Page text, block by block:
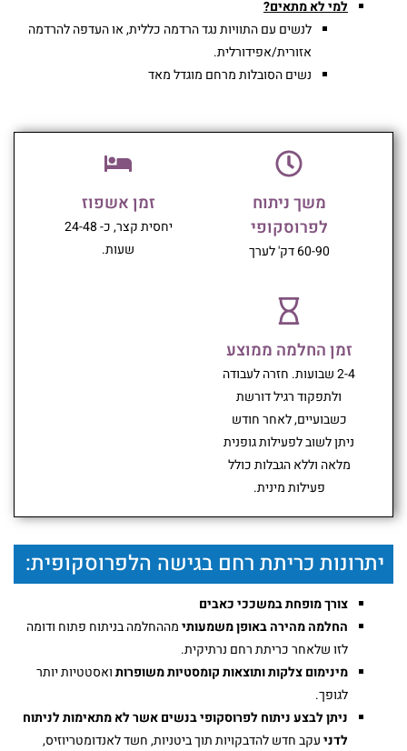
למי לא מתאים?
לנשים עם התוויות נגד הרדמה כללית, או העדפה להרדמה
אזורית/אפידורלית.
נשים הסובלות מרחם מוגדל מאד
משך ניתוח
לפרוסקופי
60-90 דק' לערך
זמן אשפוז
יחסית קצר, כ- 24-48
שעות.
זמן החלמה ממוצע
2-4 שבועות. חזרה לעבודה
ולתפקוד רגיל דורשת
כשבועיים, לאחר חודש
ניתן לשוב לפעילות גופנית
מלאה וללא הגבלות כולל
פעילות מינית.
יתרונות כריתת רחם בגישה הלפרוסקופית:
צורך מופחת במשככי כאבים
החלמה מהירה באופן משמעותימההחלמה בניתוח פתוח ודומה
לזו שלאחר כריתת רחם נרתיקית.
מינימום צלקות ותוצאות קומסטיות משופרותואסטטיות יותר
לגופך.
ניתן לבצע ניתוח לפרוסקופי בנשים אשר לא מתאימות לניתוח
לדניעקב חדש להדבקויות תוך ביטניות, חשד לאנדומטריוזיס,